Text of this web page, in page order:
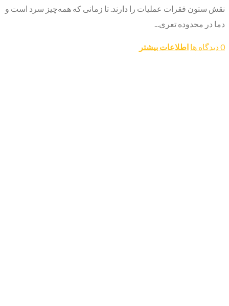
نقش ستون فقرات عملیات را دارند. تا زمانی که همه‌چیز سرد است و
دما در محدوده تعری...
0 دیدگاه ها اطلاعات بیشتر